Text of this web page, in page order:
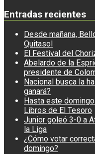
Entradas recientes
Desde mañana,
Quitasol
El Festival del
Abelardo de la
presidente de
Nacional busca la
ganará?
Hasta este
Libros de El Tesoro
Junior goleó 3-0 a
la Liga
¿Cómo votar
domingo?